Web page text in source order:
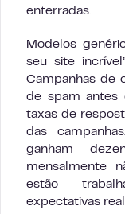
enterradas.
Modelos
seu site
Campanhas de
de spam antes
taxas de
das
ganham
mensalmente
estão
expectativas